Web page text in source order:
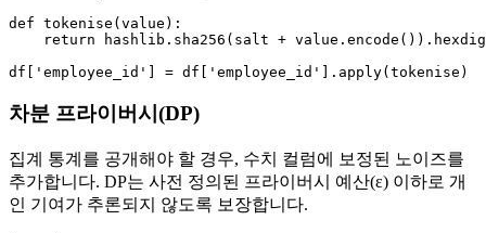
def tokenise(value):
return hashlib.sha256(salt +
차분 프라이버시(DP)
집계 통계를 공개해야 할 경우, 수치 컬럼에 보정된 노이즈를
추가합니다. DP는 사전 정의된 프라이버시 예산(ε) 이하로 개
인 기여가 추론되지 않도록 보장합니다.